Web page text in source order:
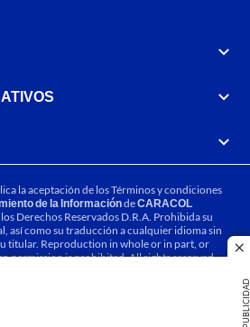
PUBLICIDAD
la aceptación de losTérminos y condiciones
de la InformacióndeCARACOL
Derechos Reservados D.R.A. Prohibida su
así como su traducción a cualquier idioma sin
titular. Reproduction in whole or in part, or
permission is prohibited. All rights reserved